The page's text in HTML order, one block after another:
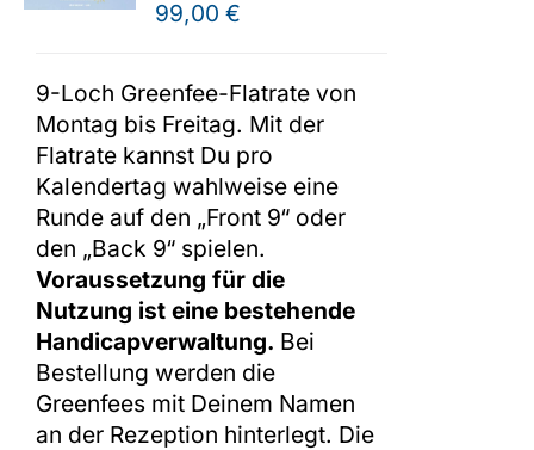
99,00€
9-Loch Greenfee-Flatrate von
Montag bis Freitag. Mit der
Flatrate kannst Du pro
Kalendertag wahlweise eine
Runde auf den „Front 9“ oder
den „Back 9“ spielen.
Voraussetzung für die
Nutzung ist eine bestehende
Handicapverwaltung. Bei
Bestellung werden die
Greenfees mit Deinem Namen
an der Rezeption hinterlegt. Die